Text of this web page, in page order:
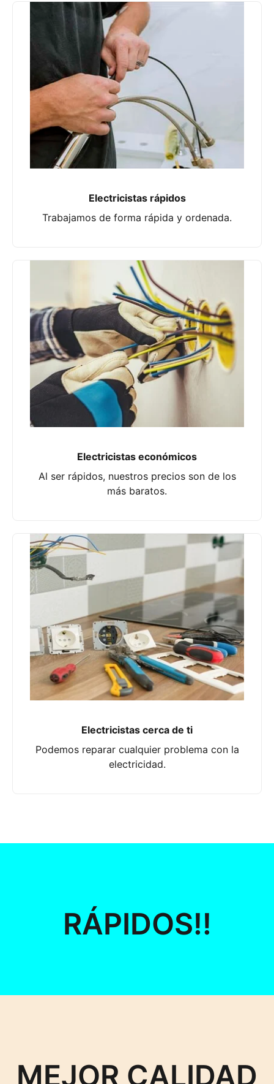
Electricistas rápidos
Trabajamos de forma rápida y ordenada.
Electricistas económicos
Al ser rápidos, nuestros precios son de los
más baratos.
Electricistas cerca de ti
Podemos reparar cualquier problema con la
electricidad.
RÁPIDOS!!
MEJOR CALIDAD